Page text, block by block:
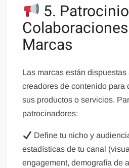
5.
Marcas
Las marcas están dispuestas
creadores de contenido para
sus productos o servicios.
patrocinadores:
Define tu nicho y
estadísticas de tu canal
engagement, demografía de